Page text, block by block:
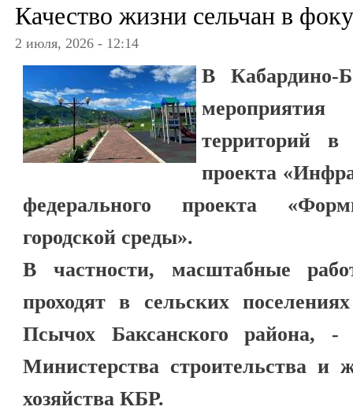
Качество жизни сельчан в
2 июля, 2026 - 12:14
В Кабардино-
территорий в
проекта
федерального проекта
городской среды».
В частности, масштабные
проходят в сельских
Псычох Баксанского района, -
Министерства строительства и
хозяйства КБР.